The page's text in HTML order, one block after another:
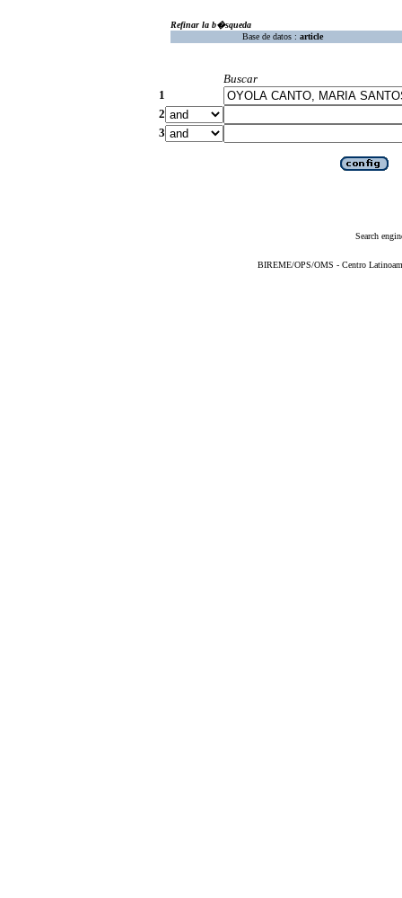
Refinar la b�squeda
Base de datos : article
Buscar
1
2
3
Search
BIREME/OPS/OMS - Centro